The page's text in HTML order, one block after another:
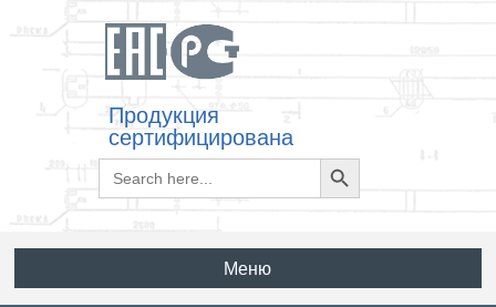
Продукция
сертифицирована
Search
for:
Search
Button
Меню